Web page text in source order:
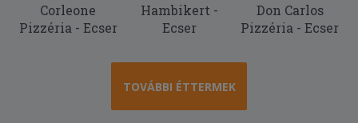
Corleone
Pizzéria - Ecser
Hambikert -
Ecser
Don Carlos
Pizzéria - Ecser
TOVÁBBI ÉTTERMEK